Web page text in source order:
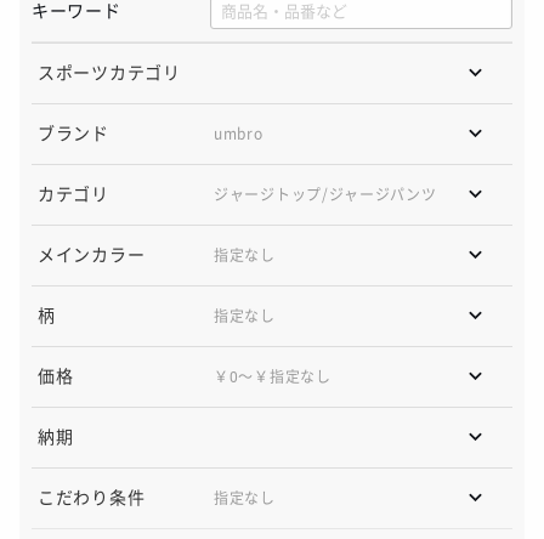
キーワード
スポーツカテゴリ
ブランド umbro
カテゴリ ジャージトップ/ジャージパンツ
メインカラー
柄
価格 ￥0〜￥指定なし
納期
こだわり条件